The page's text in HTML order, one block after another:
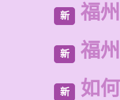
新 福
新 福
新 如